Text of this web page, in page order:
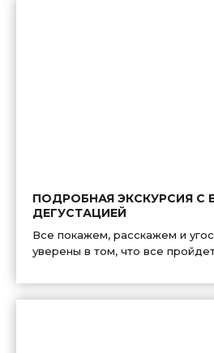
ПОДРОБНАЯ ЭКСКУРСИЯ С
ДЕГУСТАЦИЕЙ
Все покажем, расскажем и
уверены в том, что все